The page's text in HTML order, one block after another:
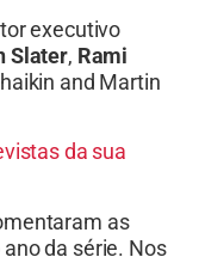
executivo
Slater, Rami
and Martin
da sua
as
da série. Nos